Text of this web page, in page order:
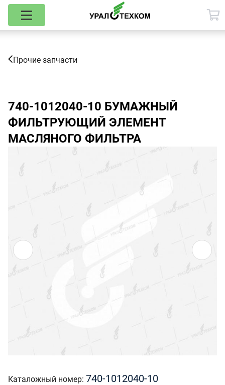
Прочие запчасти
740-1012040-10 БУМАЖНЫЙ
ФИЛЬТРУЮЩИЙ ЭЛЕМЕНТ
МАСЛЯНОГО ФИЛЬТРА
Каталожный номер 740-1012040-10